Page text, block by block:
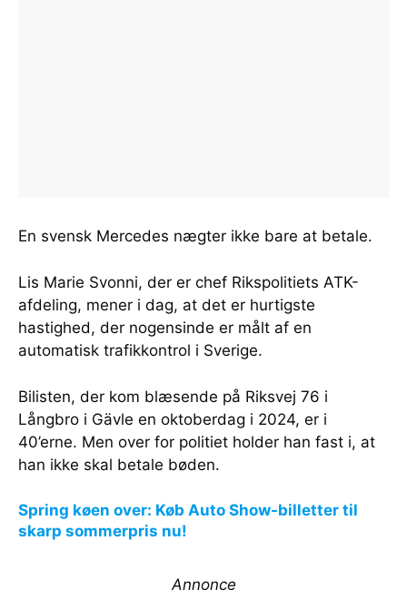
En svensk Mercedes nægter ikke bare at betale.
Lis Marie Svonni, der er chef Rikspolitiets ATK-
afdeling, mener i dag, at det er hurtigste
hastighed, der nogensinde er målt af en
automatisk trafikkontrol i Sverige.
Bilisten, der kom blæsende på Riksvej 76 i
Långbro i Gävle en oktoberdag i 2024, er i
40’erne. Men over for politiet holder han fast i, at
han ikke skal betale bøden.
Spring køen over: Køb Auto Show-billetter til
skarp sommerpris nu!
Annonce